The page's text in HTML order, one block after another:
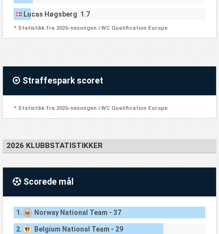
Lucas Høgsberg 1.7
* Statistikk fra 2026-sesongen i WC Qualification Europe
Straffespark scoret
* Statistikk fra 2026-sesongen i WC Qualification Europe
2026 KLUBBSTATISTIKKER
Scorede mål
1. Norway National Team - 37
2. Belgium National Team - 29